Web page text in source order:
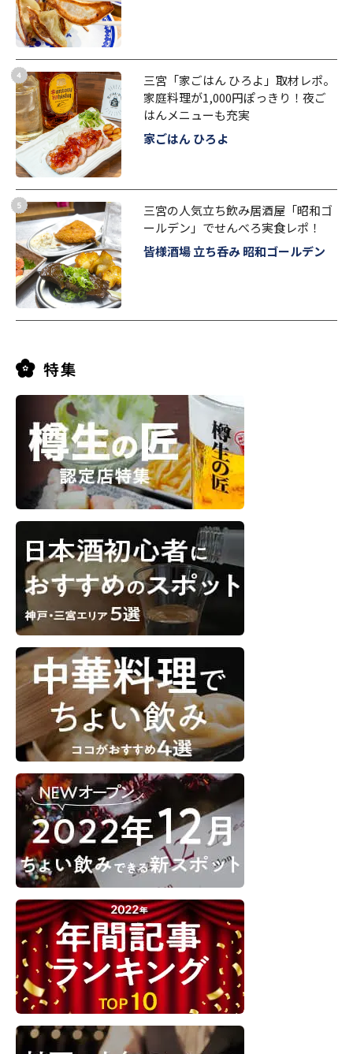
三宮「家ごはん ひろよ」取材レポ。
家庭料理が1,000円ぽっきり！夜ご
はんメニューも充実
家ごはん ひろよ
三宮の人気立ち飲み居酒屋「昭和ゴ
ールデン」でせんべろ実食レポ！
皆様酒場 立ち呑み 昭和ゴールデン